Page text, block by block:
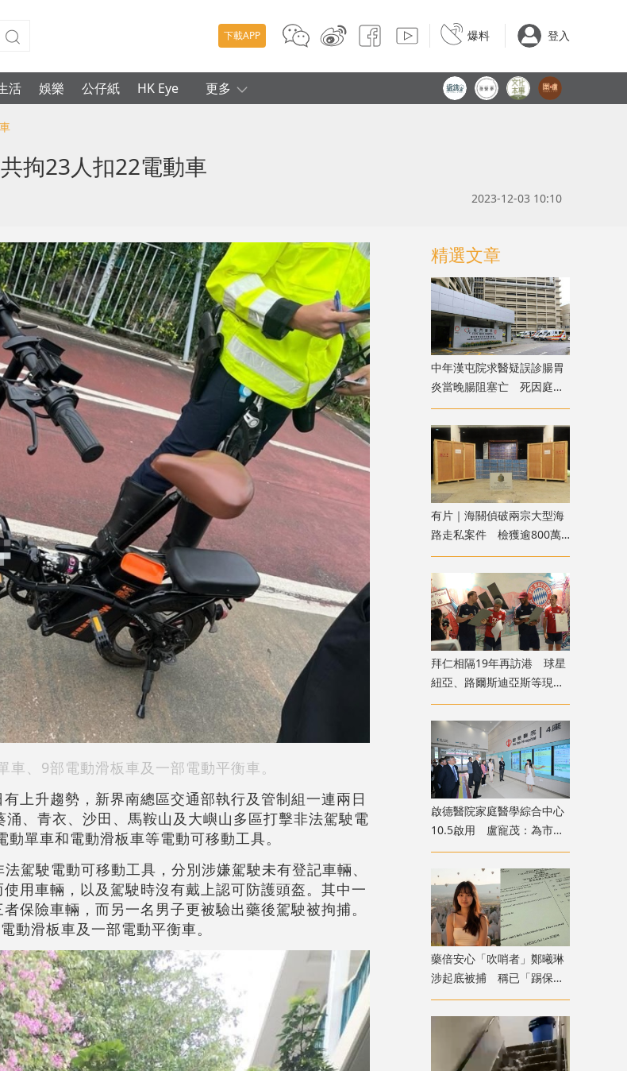
下載APP 爆料 登入
活 娛樂 公仔紙 HK Eye 更多
拘23人扣22電動車
2023-12-03 10:10
、9部電動滑板車及一部電動平衡車。
上升趨勢，新界南總區交通部執行及管制組一連兩日
涌、青衣、沙田、馬鞍山及大嶼山多區打擊非法駕駛電
單車和電動滑板車等電動可移動工具。
駕駛電動可移動工具，分別涉嫌駕駛未有登記車輛、
用車輛，以及駕駛時沒有戴上認可防護頭盔。其中一
保險車輛，而另一名男子更被驗出藥後駕駛被拘捕。
動滑板車及一部電動平衡車。
精選文章
中年漢屯院求醫疑誤診腸胃
炎當晚腸阻塞亡 死因庭展
開研訊
有片｜海關偵破兩宗大型海
路走私案件 檢獲逾800萬
支私煙拘捕3人
拜仁相隔19年再訪港 球星
紐亞、路爾斯迪亞斯等現身
尖沙咀見球迷
啟德醫院家庭醫學綜合中心
10.5啟用 盧寵茂：為市民
提供額外診症名額
藥倍安心「吹哨者」鄭曦琳
涉起底被捕 稱已「踢保」
獲無條件釋放